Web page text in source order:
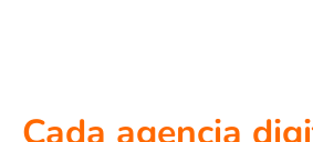
Cada agencia